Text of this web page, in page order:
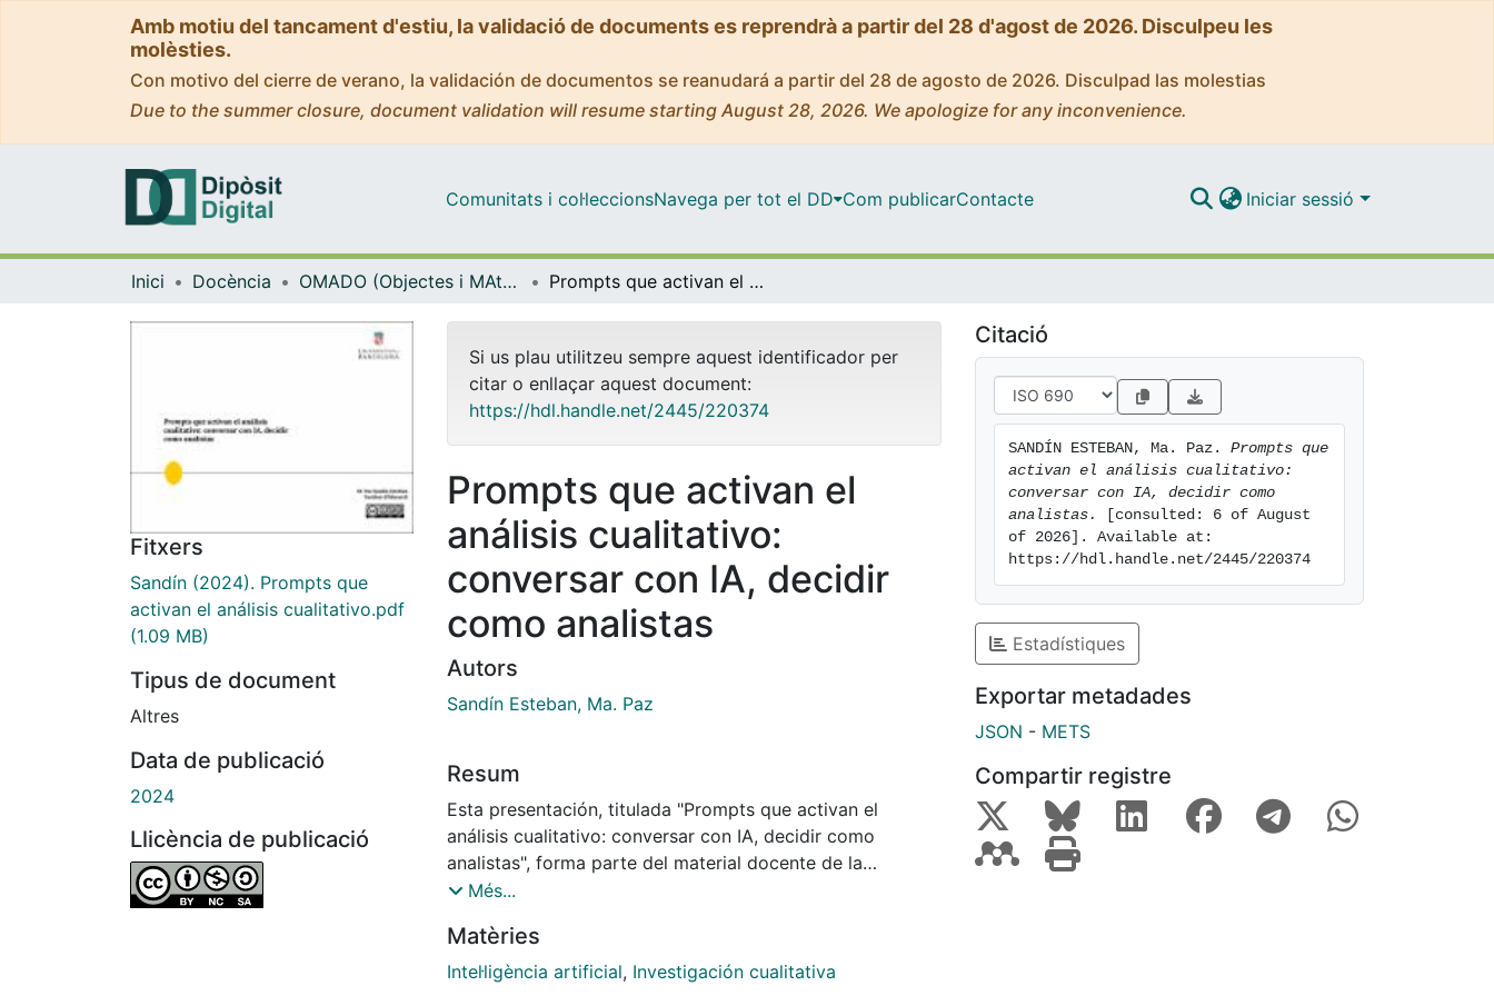
Amb motiu del tancament d'estiu, la validació de documents es reprendrà a partir del 28 d'agost de 2026. Disculpeu les
molèsties.
Con motivo del cierre de verano, la validación de documentos se reanudará a partir del 28 de agosto de 2026. Disculpad las molestias
Due to the summer closure, document validation will resume starting August 28, 2026. We apologize for any inconvenience.
Comunitats i col·leccionsNavega per tot el DD Com publicarContacte Iniciar sessió
Inici Docència OMADO (Objectes i MAterials DOcents) Prompts que activan el análisis cualitativo: conversar con IA, decidir como analistas
Fitxers
Sandín (2024). Prompts que
activan el análisis cualitativo.pdf
(1.09 MB)
Tipus de document
Altres
Data de publicació
2024
Llicència de publicació
Si us plau utilitzeu sempre aquest identificador per
citar o enllaçar aquest document:
https://hdl.handle.net/2445/220374
Prompts que activan el
análisis cualitativo:
conversar con IA, decidir
como analistas
Autors
Sandín Esteban, Ma. Paz
Resum
Esta presentación, titulada "Prompts que activan el
análisis cualitativo: conversar con IA, decidir como
analistas", forma parte del material docente de la
asignatura Análisis cualitativo en la investigación
de la Facultad de Educación de la Universitat de
Barcelona.
Més...
Matèries
Intel·ligència artificial, Investigación cualitativa
Citació
SANDÍN ESTEBAN, Ma. Paz. Prompts que
activan el análisis cualitativo:
conversar con IA, decidir como
analistas.
[consulted: 6 of August
of 2026]. Available at:
https://hdl.handle.net/2445/220374
Estadístiques
Exportar metadades
JSON - METS
Compartir registre